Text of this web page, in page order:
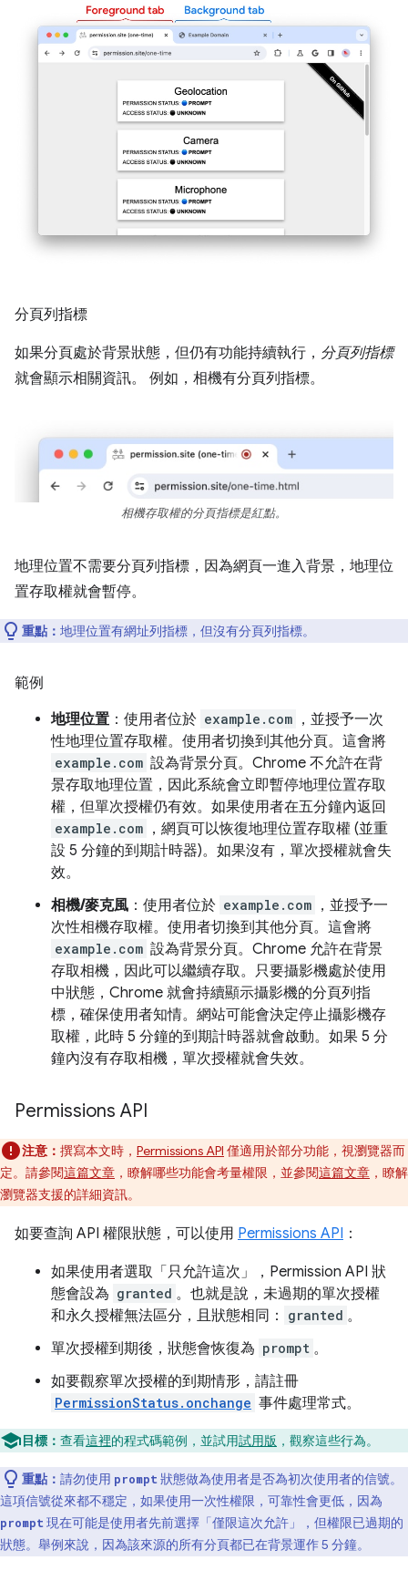
分頁列指標
如果分頁處於背景狀態，但仍有功能持續執行， 分頁列指標
就會顯示相關資訊。 例如，相機有分頁列指標。
相機存取權的分頁指標是紅點。
地理位置不需要分頁列指標，因為網頁一進入背景，地理位
置存取權就會暫停。
重點： 地理位置有網址列指標，但沒有分頁列指標。
範例
地理位置 ：使用者位於 example.com ，並授予一次
性地理位置存取權。使用者切換到其他分頁。這會將
example.com 設為背景分頁。Chrome 不允許在背
景存取地理位置，因此系統會立即暫停地理位置存取
權，但單次授權仍有效。如果使用者在五分鐘內返回
example.com ，網頁可以恢復地理位置存取權 (並重
設 5 分鐘的到期計時器)。如果沒有，單次授權就會失
效。
相機/麥克風 ：使用者位於 example.com ，並授予一
次性相機存取權。使用者切換到其他分頁。這會將
example.com 設為背景分頁。Chrome 允許在背景
存取相機，因此可以繼續存取。只要攝影機處於使用
中狀態，Chrome 就會持續顯示攝影機的分頁列指
標，確保使用者知情。網站可能會決定停止攝影機存
取權，此時 5 分鐘的到期計時器就會啟動。如果 5 分
鐘內沒有存取相機，單次授權就會失效。
Permissions API
注意： 撰寫本文時， Permissions API 僅適用於部分功能，視瀏覽器而
定。請參閱這篇文章 ，瞭解哪些功能會考量權限，並參閱這篇文章 ，瞭解
瀏覽器支援的詳細資訊。
如要查詢 API 權限狀態，可以使用 Permissions API ：
如果使用者選取「只允許這次」
，Permission API 狀
態會設為 granted 。也就是說，未過期的單次授權
和永久授權無法區分，且狀態相同：
granted 。
單次授權到期後，狀態會恢復為 prompt 。
如要觀察單次授權的到期情形，請註冊
PermissionStatus.onchange 事件處理常式。
目標： 查看這裡的程式碼範例，並試用試用版 ，觀察這些行為。
重點： 請勿使用 prompt 狀態做為使用者是否為初次使用者的信號。
這項信號從來都不穩定，如果使用一次性權限，可靠性會更低，因為
prompt 現在可能是使用者先前選擇「僅限這次允許」
，但權限已過期的
狀態。舉例來說，因為該來源的所有分頁都已在背景運作 5 分鐘。